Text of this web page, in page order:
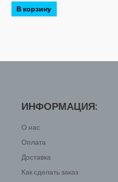
В корзину
ИНФОРМАЦИЯ:
О нас
Оплата
Доставка
Как сделать заказ